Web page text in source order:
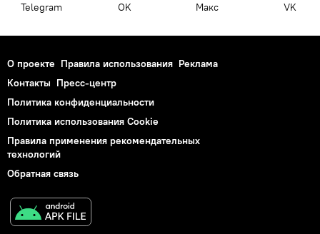
Telegram OK Макс VK
О проекте Правила использования Реклама
Контакты Пресс-центр
Политика конфиденциальности
Политика использования Cookie
Правила применения рекомендательных
технологий
Обратная связь